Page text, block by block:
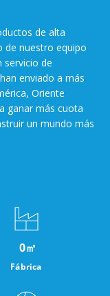
de alta
de nuestro equipo
servicio de
enviado a más
Oriente
ganar más cuota
un mundo más
Fábrica
0㎡